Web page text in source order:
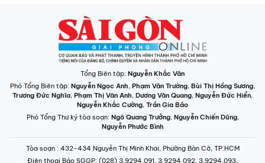
Tổng Biên tập: Nguyễn Khắc Văn
Phó Tổng Biên tập: Nguyễn Ngọc Anh, Phạm Văn Trường, Bùi Thị Hồng Sương,
Trương Đức Nghĩa, Phạm Thị Vân Anh, Dương Văn Quang, Nguyễn Đức Hiển,
Nguyễn Khắc Cường, Trần Gia Bảo
Phó Tổng Thư ký tòa soạn: Ngô Quang Trưởng, Nguyễn Chiến Dũng,
Nguyễn Phước Bình
Tòa soạn : 432-434 Nguyễn Thị Minh Khai, Phường Bàn Cờ, TP.HCM
Điện thoại Báo SGGP: (028) 3.9294.091, 3.9294.092, 3.9294.093,